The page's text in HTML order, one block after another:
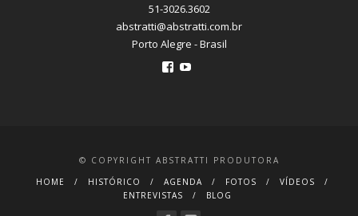
51-3026.3602
abstratti@abstratti.com.br
Porto Alegre - Brasil
Ver
© COPYRIGHT ABSTRATTI PRODUTORA
HOME
HISTÓRICO AGENDA FOTOS
VÍDEOS
ENTREVISTAS
BLOG